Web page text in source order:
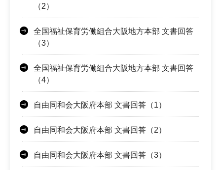
（2）
全国福祉保育労働組合大阪地方本部 文書回答
（3）
全国福祉保育労働組合大阪地方本部 文書回答
（4）
自由同和会大阪府本部 文書回答（1）
自由同和会大阪府本部 文書回答（2）
自由同和会大阪府本部 文書回答（3）